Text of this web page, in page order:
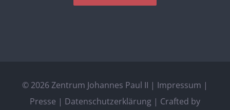
© 2026 Zentrum Johannes Paul II | Impressum |
Presse | Datenschutzerklärung | Crafted by